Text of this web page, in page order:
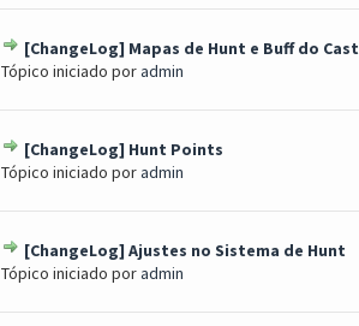
[ChangeLog] Mapas de Hunt e Buff do
Tópico iniciado poradmin
0 Voto(s) - 0 de 5 em média
123 4 5
[ChangeLog] Hunt Points
Tópico iniciado poradmin
0 Voto(s) - 0 de 5 em média
12
[ChangeLog] Ajustes no Sistema de Hunt
Tópico iniciado poradmin
1 Voto(s) - 3 de 5 em média
123 45